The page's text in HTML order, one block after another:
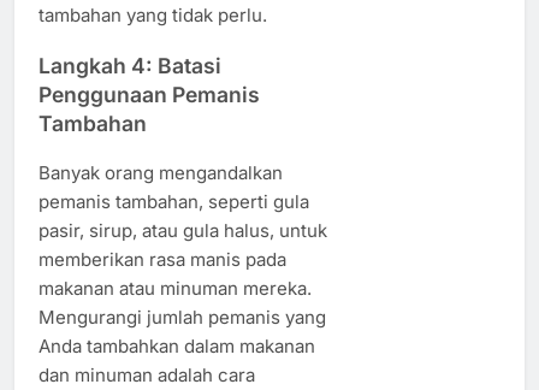
tambahan yang tidak perlu.
Langkah 4: Batasi
Penggunaan Pemanis
Tambahan
Banyak orang mengandalkan
pemanis tambahan, seperti gula
pasir, sirup, atau gula halus, untuk
memberikan rasa manis pada
makanan atau minuman mereka.
Mengurangi jumlah pemanis yang
Anda tambahkan dalam makanan
dan minuman adalah cara